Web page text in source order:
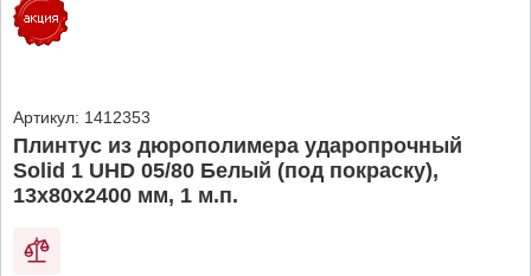
Артикул: 1412353
Плинтус из дюрополимера ударопрочный
Solid 1 UHD 05/80 Белый (под покраску),
13х80х2400 мм, 1 м.п.